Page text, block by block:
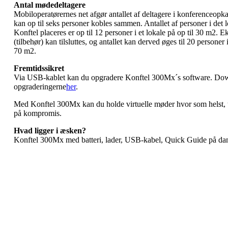
Antal mødedeltagere
Mobiloperatørernes net afgør antallet af deltagere i
kan op til seks personer kobles sammen. Antallet af personer i det
Konftel placeres er op til 12 personer i et lokale på op til 30 m2.
(tilbehør) kan tilsluttes, og antallet kan derved øges til 20
70 m2.
Fremtidssikret
Via USB-kablet kan du opgradere Konftel 300Mx´s software.
opgraderingerneher.
Med Konftel 300Mx kan du holde virtuelle møder hvor som helst,
på kompromis.
Hvad ligger i æsken?
Konftel 300Mx med batteri, lader, USB-kabel, Quick Guide på